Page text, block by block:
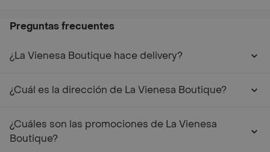
Preguntas frecuentes
¿La Vienesa Boutique hace delivery?
¿Cuál es la dirección de La Vienesa Boutique?
¿Cuáles son las promociones de La Vienesa
Boutique?